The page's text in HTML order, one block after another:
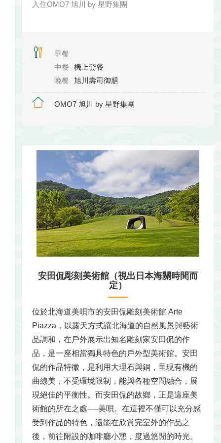
入住OMO7 旭川 by 星野集團
早餐
中餐
機上套餐
晚餐
旭川壽司御膳
OMO7 旭川 by 星野集團
安田侃彫刻美術館（視出日本海關時間而
定）
位於北海道美唄市的安田侃雕刻美術館 Arte
Piazza，以露天方式讓北海道的自然風景與藝術
品調和，在戶外展示出知名雕刻家安田侃的作
品，是一座相當獨具特色的戶外型美術館。安田
侃的作品特徵，是利用大理石與銅，呈現有機的
曲線美，不受環境限制，能與各種空間融合，展
現絕佳的平衡性。而安田侃的故鄉，正是這座美
術館的所在之處──美唄。在這裡不僅可以充分感
受到作品的特色，還能在欣賞完室外的作品之
後，前往附設的咖啡廳小憩，度過悠閒的時光。